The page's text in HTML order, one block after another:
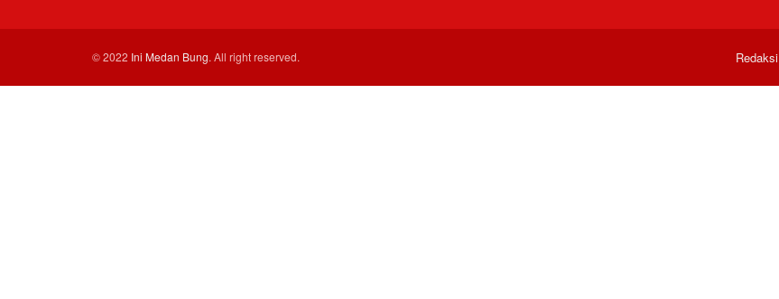
Redaksi
© 2022 Ini Medan Bung. All right reserved.